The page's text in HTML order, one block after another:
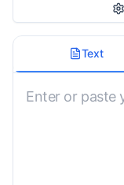
Neutre
Domaine
Text